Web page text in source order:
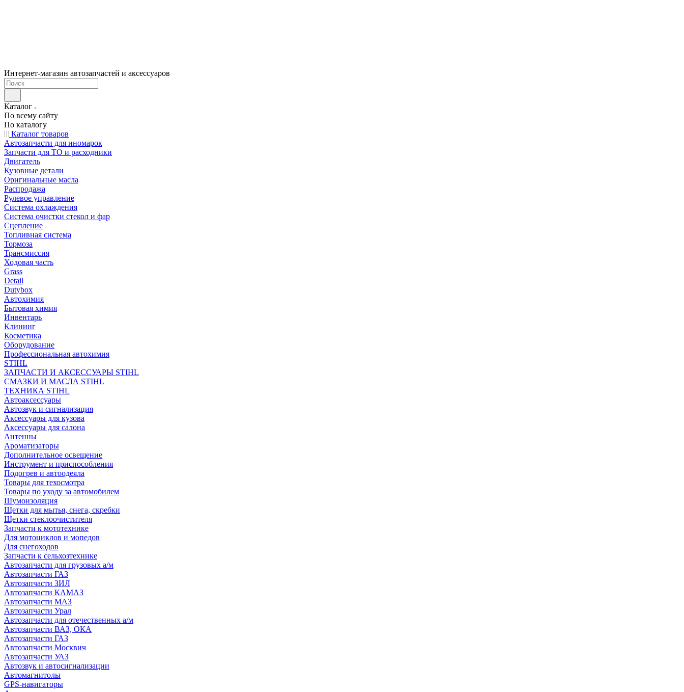
Интернет-магазин автозапчастей и аксессуаров
Каталог
По всему сайту
По каталогу
Каталог товаров
Автозапчасти для иномарок
Запчасти для ТО и расходники
Двигатель
Кузовные детали
Оригинальные масла
Распродажа
Рулевое управление
Система охлаждения
Система очистки стекол и фар
Сцепление
Топливная система
Тормоза
Трансмиссия
Ходовая часть
Grass
Detail
Dutybox
Автохимия
Бытовая химия
Инвентарь
Клининг
Косметика
Оборудование
Профессиональная автохимия
STIHL
ЗАПЧАСТИ И АКСЕССУАРЫ STIHL
СМАЗКИ И МАСЛА STIHL
ТЕХНИКА STIHL
Автоаксессуары
Автозвук и сигнализация
Аксессуары для кузова
Аксессуары для салона
Антенны
Ароматизаторы
Дополнительное освещение
Инструмент и приспособления
Подогрев и автоодеяла
Товары для техосмотра
Товары по уходу за автомобилем
Шумоизоляция
Щетки для мытья, снега, скребки
Щетки стеклоочистителя
Запчасти к мототехнике
Для мотоциклов и мопедов
Для снегоходов
Запчасти к сельхозтехнике
Автозапчасти для грузовых а/м
Автозапчасти ГАЗ
Автозапчасти ЗИЛ
Автозапчасти КАМАЗ
Автозапчасти МАЗ
Автозапчасти Урал
Автозапчасти для отечественных а/м
Автозапчасти ВАЗ, ОКА
Автозапчасти ГАЗ
Автозапчасти Москвич
Автозапчасти УАЗ
Автозвук и автосигнализации
Автомагнитолы
GPS-навигаторы